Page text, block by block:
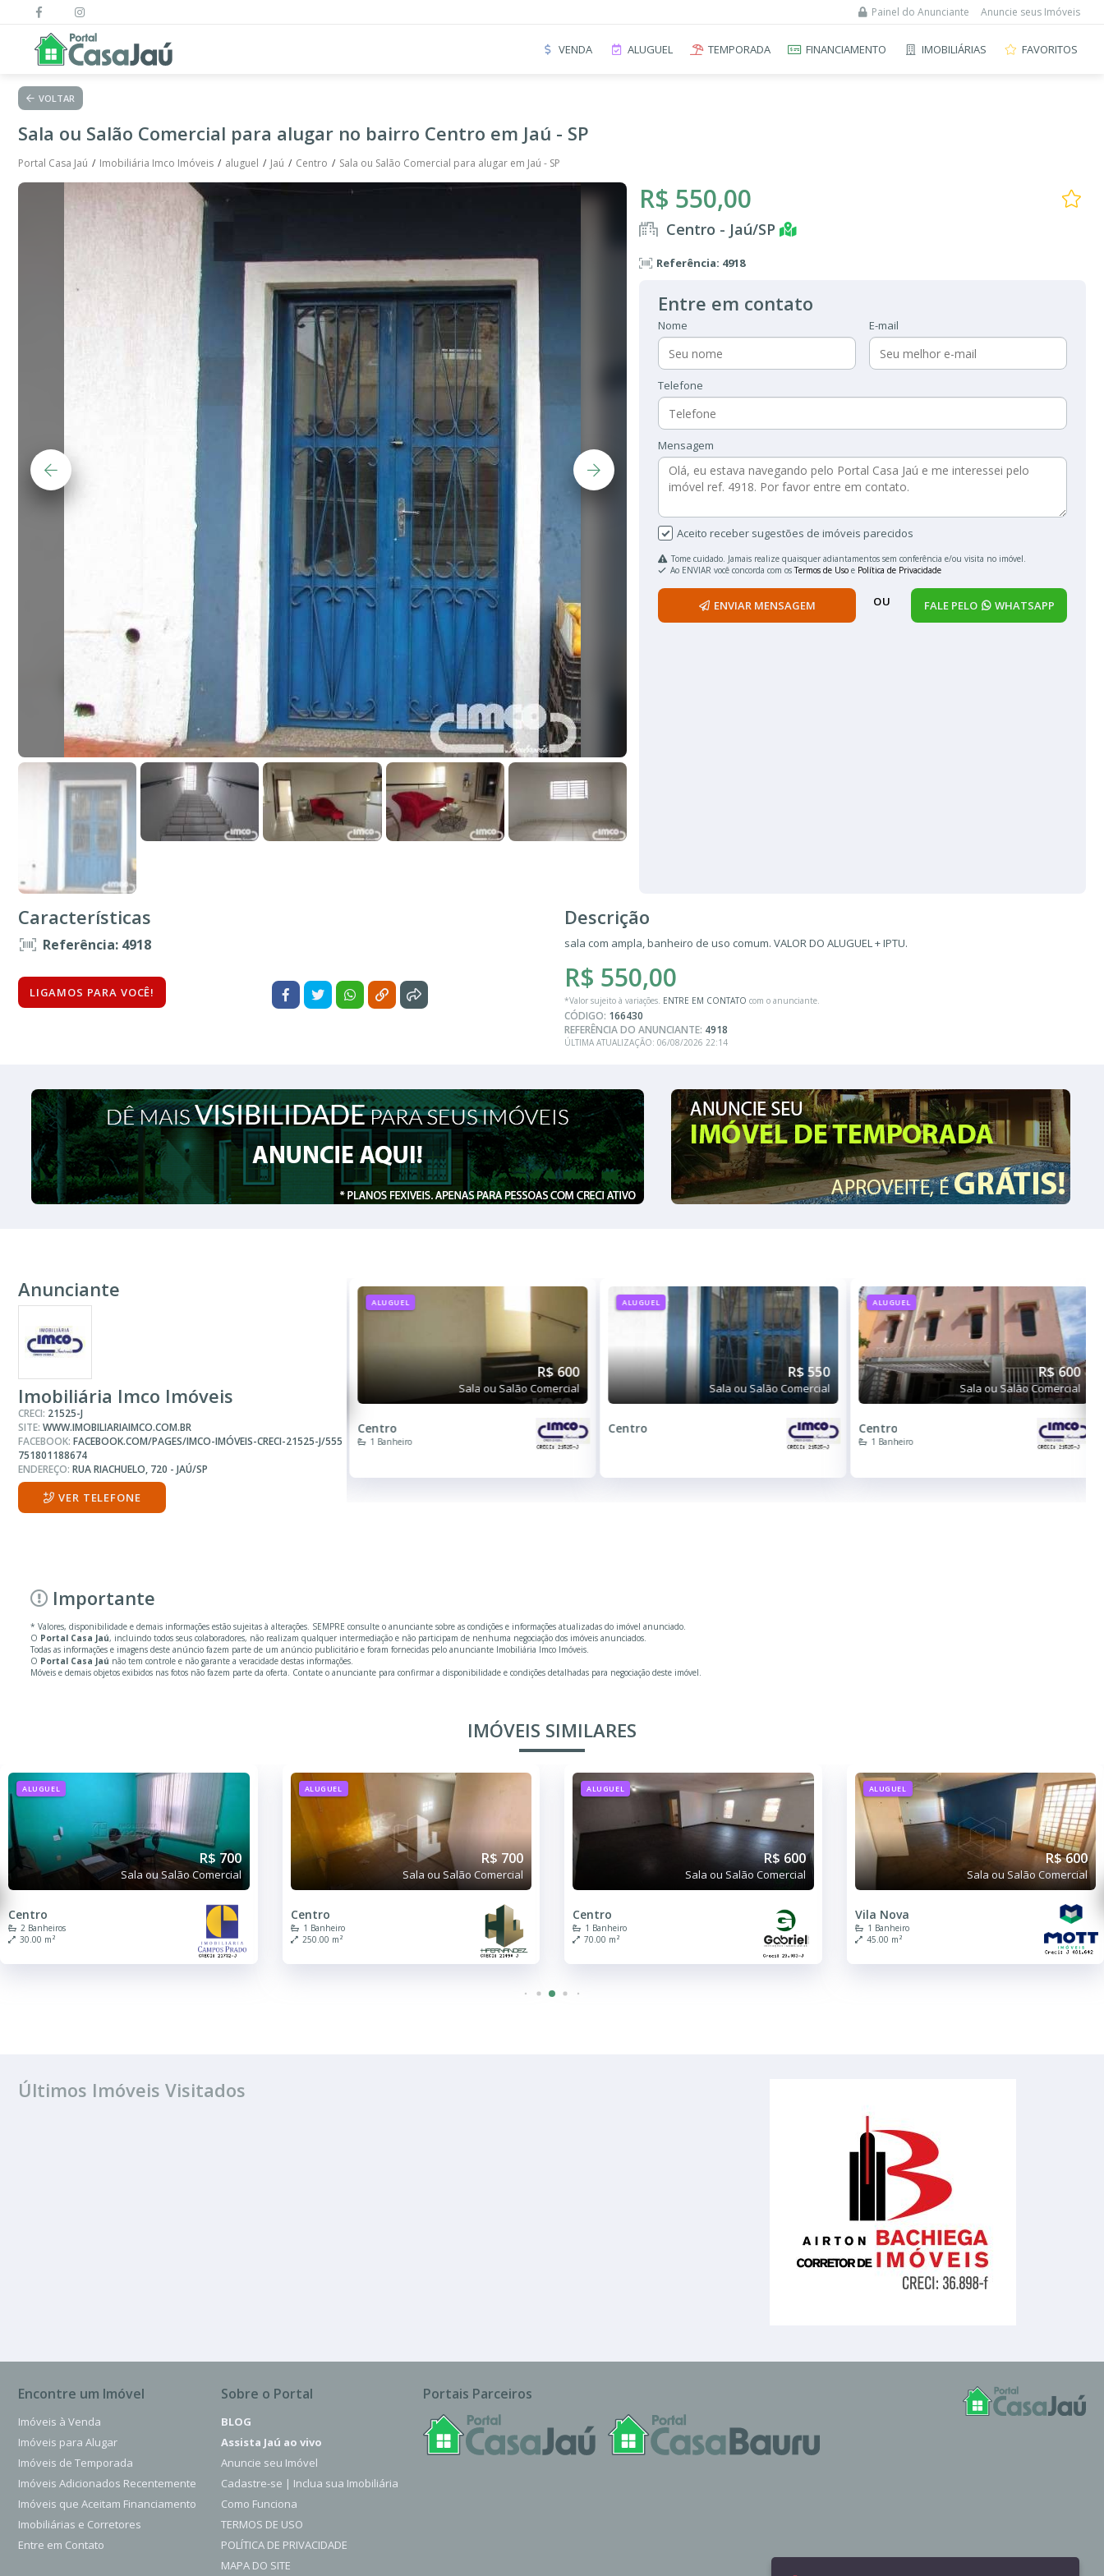
Painel do Anunciante Anuncie seus Imóveis
VENDA ALUGUEL TEMPORADA FINANCIAMENTO IMOBILIÁRIAS FAVORITOS
VOLTAR
Sala ou Salão Comercial para alugar no bairro Centro em Jaú - SP
Portal Casa Jaú Imobiliária Imco Imóveis aluguel Jaú Centro Sala ou Salão Comercial para alugar em Jaú - SP
R$ 550,00
Centro - Jaú/SP
Referência: 4918
Entre em contato
Nome E-mail
Telefone
Mensagem
Aceito receber sugestões de imóveis parecidos
Tome cuidado. Jamais realize quaisquer adiantamentos sem conferência e/ou visita no imóvel.
Ao ENVIAR você concorda com osTermos de Uso e Política de Privacidade
ENVIAR MENSAGEM OU FALE PELO WHATSAPP
Características
Referência: 4918
LIGAMOS PARA VOCÊ!
Descrição
sala com ampla, banheiro de uso comum. VALOR DO ALUGUEL + IPTU.
R$ 550,00
*Valor sujeito à variações. ENTRE EM CONTATO com o anunciante.
CÓDIGO: 166430
REFERÊNCIA DO ANUNCIANTE: 4918
ÚLTIMA ATUALIZAÇÃO: 06/08/2026 22:14
Anunciante
Imobiliária Imco Imóveis
CRECI: 21525-J
SITE: WWW.IMOBILIARIAIMCO.COM.BR
FACEBOOK: FACEBOOK.COM/PAGES/IMCO-IMÓVEIS-CRECI-21525-J/555
751801188674
ENDEREÇO: RUA RIACHUELO, 720 - JAÚ/SP
VER TELEFONE
Sala ou Salão Comercial
Centro
1 Banheiro
ALUGUEL
R$ 600
Sala ou Salão Comercial
Centro
1 Banheiro
ALUGUEL
R$ 550
Sala ou Salão Comercial
Centro
ALUGUEL
R$ 600
Sala ou Salão Comercial
Centro
1 Banheiro
Importante
* Valores, disponibilidade e demais informações estão sujeitas à alterações. SEMPRE consulte o anunciante sobre as condições e informações atualizadas do imóvel anunciado.
O Portal Casa Jaú, incluindo todos seus colaboradores, não realizam qualquer intermediação e não participam de nenhuma negociação dos imóveis anunciados.
Todas as informações e imagens deste anúncio fazem parte de um anúncio publicitário e foram fornecidas pelo anunciante Imobiliária Imco Imóveis.
O Portal Casa Jaú não tem controle e não garante a veracidade destas informações.
Móveis e demais objetos exibidos nas fotos não fazem parte da oferta. Contate o anunciante para confirmar a disponibilidade e condições detalhadas para negociação deste imóvel.
IMÓVEIS SIMILARES
ALUGUEL
R$ 700
Sala ou Salão Comercial
Centro
2 Banheiros
30.00 m²
ALUGUEL
R$ 700
Sala ou Salão Comercial
Centro
1 Banheiro
250.00 m²
ALUGUEL
R$ 600
Sala ou Salão Comercial
Centro
1 Banheiro
70.00 m²
ALUGUEL
R$ 600
Sala ou Salão Comercial
Vila Nova
1 Banheiro
45.00 m²
Últimos Imóveis Visitados
Encontre um Imóvel
Imóveis à Venda
Imóveis para Alugar
Imóveis de Temporada
Imóveis Adicionados Recentemente
Imóveis que Aceitam Financiamento
Imobiliárias e Corretores
Entre em Contato
Sobre o Portal
BLOG
Assista Jaú ao vivo
Anuncie seu Imóvel
Cadastre-se | Inclua sua Imobiliária
Como Funciona
TERMOS DE USO
POLÍTICA DE PRIVACIDADE
MAPA DO SITE
Portais Parceiros